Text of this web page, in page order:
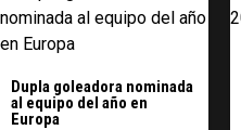
Dupla goleadora nominada
al equipo del año en
Europa